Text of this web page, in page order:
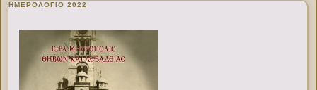
ΗΜΕΡΟΛΟΓΙΟ 2022